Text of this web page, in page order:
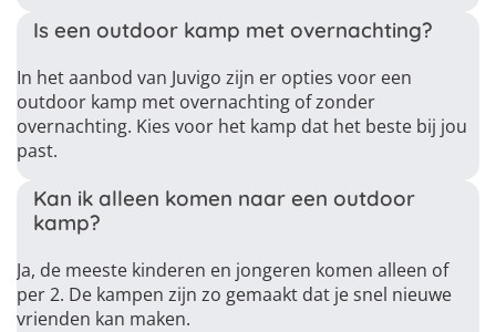
Is een outdoor kamp met overnachting?
In het aanbod van Juvigo zijn er opties voor een
outdoor kamp met overnachting of zonder
overnachting. Kies voor het kamp dat het beste bij jou
past.
Kan ik alleen komen naar een outdoor
kamp?
Ja, de meeste kinderen en jongeren komen alleen of
per 2. De kampen zijn zo gemaakt dat je snel nieuwe
vrienden kan maken.